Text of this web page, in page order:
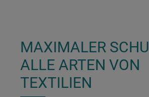
MAXIMALER
ALLE ARTEN VON
TEXTILIEN